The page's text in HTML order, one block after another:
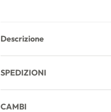
Descrizione
SPEDIZIONI
CAMBI